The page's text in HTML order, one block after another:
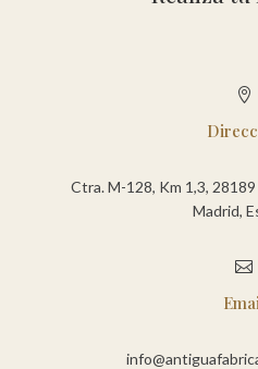

Ctra. M-128, Km 1,3,
Madrid,
